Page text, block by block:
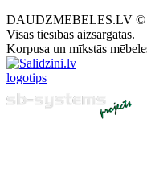
DAUDZMEBELES.LV ©
Visas tiesības aizsargātas.
Korpusa un mīkstās